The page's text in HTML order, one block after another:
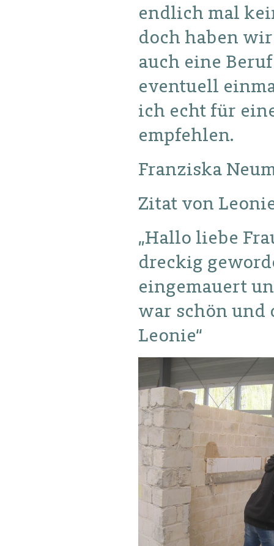
endlich mal
doch haben
auch eine
eventuell
ich echt für
empfehlen.
Franziska
Zitat von
„Hallo liebe
dreckig
eingemauert
war schön und
Leonie“